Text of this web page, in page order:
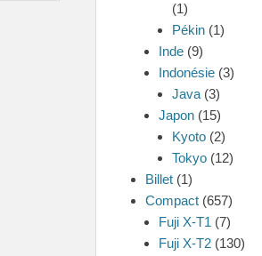
(1)
Pékin (1)
Inde (9)
Indonésie (3)
Java (3)
Japon (15)
Kyoto (2)
Tokyo (12)
Billet (1)
Compact (657)
Fuji X-T1 (7)
Fuji X-T2 (130)